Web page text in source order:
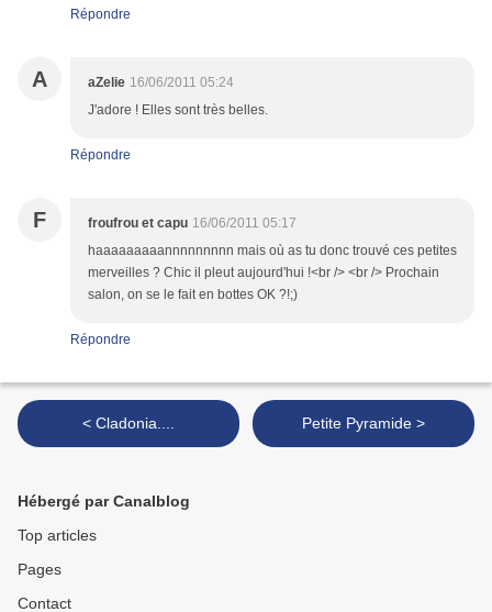
Répondre
A aZelie 16/06/2011 05:24
J'adore ! Elles sont très belles.
Répondre
F froufrou et capu 16/06/2011 05:17
haaaaaaaaannnnnnnnn mais où as tu donc trouvé ces petites
merveilles ? Chic il pleut aujourd'hui !<br /> <br /> Prochain
salon, on se le fait en bottes OK ?!;)
Répondre
< Cladonia.... Petite Pyramide >
Hébergé par Canalblog
Top articles
Pages
Contact